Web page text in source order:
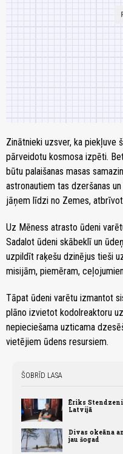
Zinātnieki uzsver, ka piekļuve
pārveidotu kosmosa izpēti.
būtu palaišanas masas
astronautiem tas dzeršanas
jāņem līdzi no Zemes,
Uz Mēness atrasto ūdeni
Sadalot ūdeni skābeklī un
uzpildīt raķešu dzinējus tieši
misijām, piemēram,
Tāpat ūdeni varētu izmantot
plāno izvietot kodolreaktoru
nepieciešama uzticama
vietējiem ūdens resursiem.
ŠOBRĪD LASA
Ēriks
Latvijā
Divas okeāna
jau šogad